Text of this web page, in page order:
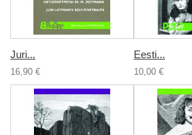
Juri...
16,90 €
Eesti...
10,00 €